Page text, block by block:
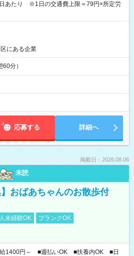
あたり ※1日の交通費上限＝79円×所定労
にある企業
60分）
応募する 詳細へ
掲載日：2026.08.06
未読
】おばあちゃんのお散歩付
未経験OK
ブランクOK
給1400円～ ■週払いOK ■扶養内OK ■日